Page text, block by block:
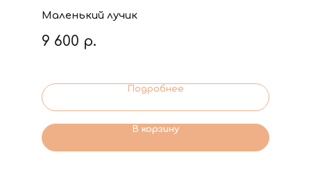
Маленький лучик
9 600 р.
Подробнее
В корзину